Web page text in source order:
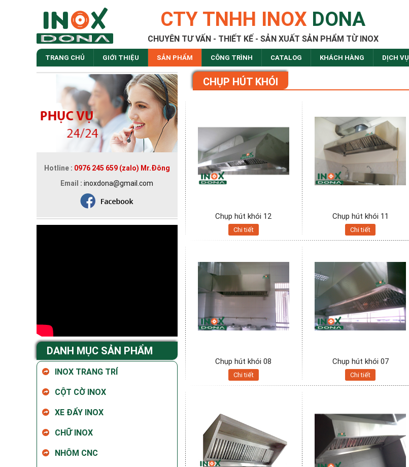
CTY TNHH INOX DONA
CHUYÊN TƯ VẤN - THIẾT KẾ - SẢN XUẤT SẢN PHẨM TỪ INOX
TRANG CHỦ GIỚI THIỆU SẢN PHẨM CÔNG TRÌNH CATALOG KHÁCH HÀNG DỊCH VỤ
Hotline : 0976 245 659 (zalo) Mr.Đông
Email :inoxdona@gmail.com
DANH MỤC SẢN PHẨM
INOX TRANG TRÍ
CỘT CỜ INOX
XE ĐẨY INOX
CHỮ INOX
NHÔM CNC
CHỤP HÚT KHÓI
Chụp hút khói 12
Chi tiết
Chụp hút khói 11
Chi tiết
Chụp hút khói 08
Chi tiết
Chụp hút khói 07
Chi tiết